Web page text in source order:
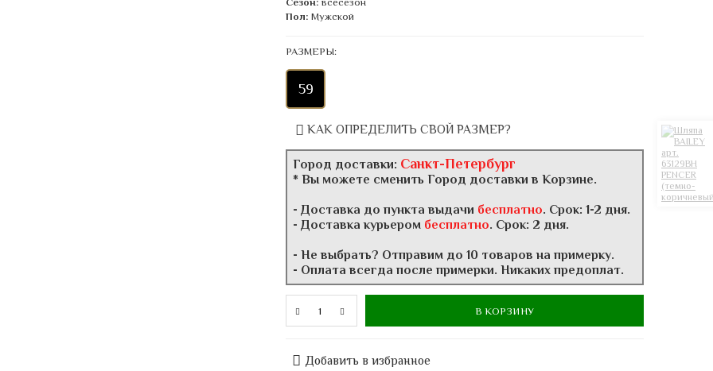
Пол: Мужской
РАЗМЕРЫ:
59
КАК ОПРЕДЕЛИТЬ СВОЙ РАЗМЕР?
Город доставки: Санкт-Петербург
* Вы можете сменить Город доставки в Корзине.
- Доставка до пункта выдачи бесплатно. Срок: 1-2 дня.
- Доставка курьером бесплатно. Срок: 2 дня.
- Не выбрать? Отправим до 10 товаров на примерку.
- Оплата всегда после примерки. Никаких предоплат.
В КОРЗИНУ
Добавить в избранное